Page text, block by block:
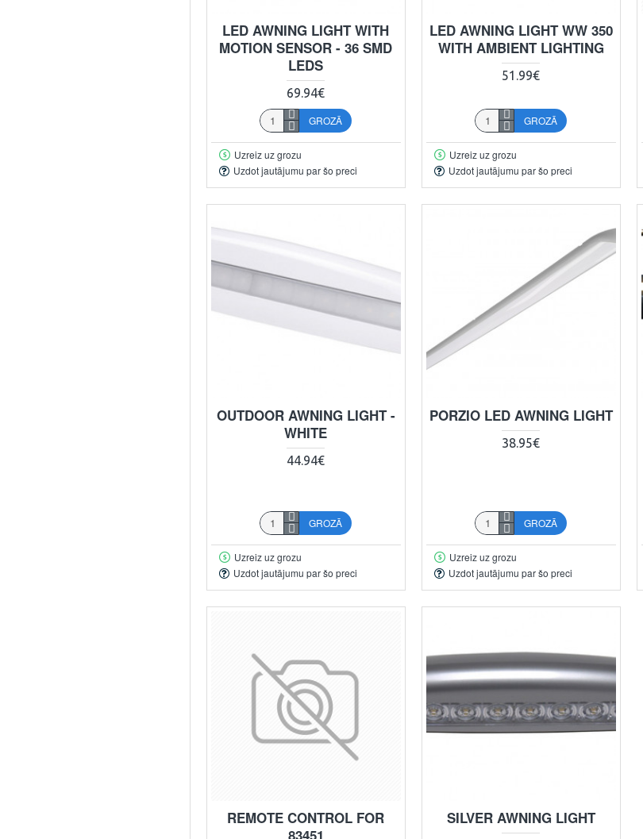
LED AWNING LIGHT WITH
MOTION SENSOR - 36 SMD
LEDS
69.94€
GROZĀ
Uzreiz uz grozu
Uzdot jautājumu par šo preci
LED AWNING LIGHT WW 350
WITH AMBIENT LIGHTING
51.99€
GROZĀ
Uzreiz uz grozu
Uzdot jautājumu par šo preci
OUTDOOR AWNING LIGHT -
WHITE
44.94€
GROZĀ
Uzreiz uz grozu
Uzdot jautājumu par šo preci
PORZIO LED AWNING LIGHT
38.95€
GROZĀ
Uzreiz uz grozu
Uzdot jautājumu par šo preci
REMOTE CONTROL FOR
83451
SILVER AWNING LIGHT